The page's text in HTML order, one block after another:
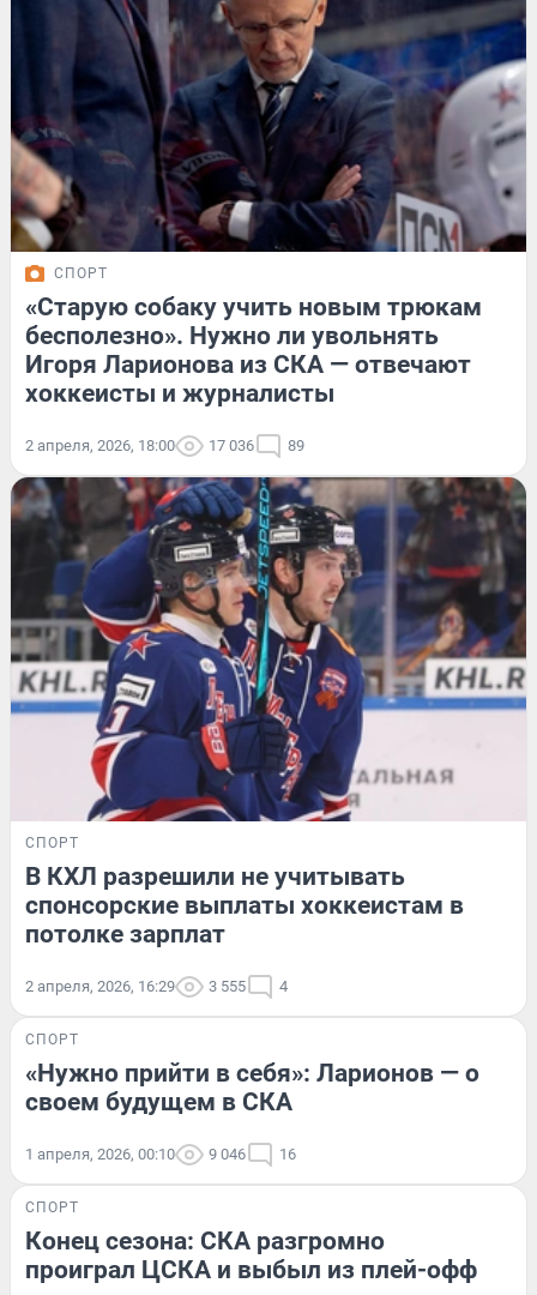
СПОРТ
«Старую собаку учить новым трюкам
бесполезно». Нужно ли увольнять
Игоря Ларионова из СКА — отвечают
хоккеисты и журналисты
2 апреля, 2026, 18:00 17 036 89
СПОРТ
В КХЛ разрешили не учитывать
спонсорские выплаты хоккеистам в
потолке зарплат
2 апреля, 2026, 16:29 3 555 4
СПОРТ
«Нужно прийти в себя»: Ларионов — о
своем будущем в СКА
1 апреля, 2026, 00:10 9 046 16
СПОРТ
Конец сезона: СКА разгромно
проиграл ЦСКА и выбыл из плей-офф